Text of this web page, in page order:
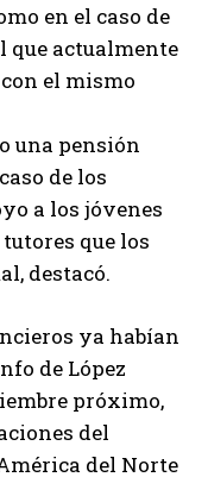
en el caso de
que actualmente
el mismo
una pensión
de los
a los jóvenes
que los
destacó.
ya habían
de López
próximo,
del
del Norte